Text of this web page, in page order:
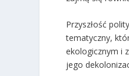
Przyszłość
tematyczny,
ekologicznym i
jego